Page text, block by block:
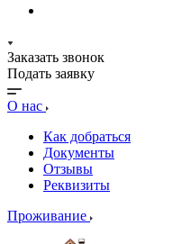
Заказать звонок
Подать заявку
О нас
Как добраться
Документы
Отзывы
Реквизиты
Проживание